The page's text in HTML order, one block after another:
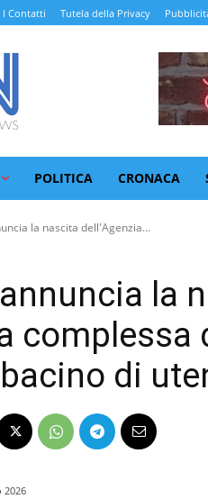
I Contatti Tutela della Privacy
POLITICA CRONACA
la nascita dell'Agenzia...
la
complessa
di
2026